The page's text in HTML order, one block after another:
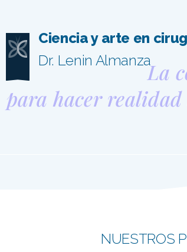
Ciencia y arte en
Dr. Lenin AlmanzaLa
para hacer
NUESTROS